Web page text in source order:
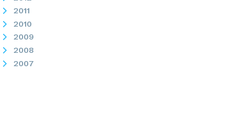
2011
2010
2009
2008
2007